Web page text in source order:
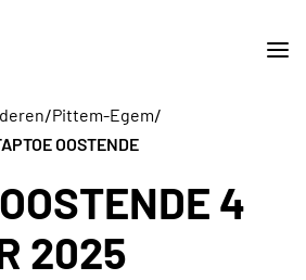
/Pittem-Egem/
OOSTENDE
4
2025